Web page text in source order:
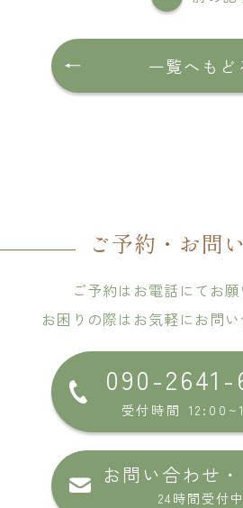
一覧へもど
ご予約・お問
ご予約はお電話にてお願
お困りの際はお気軽にお問い
090-2641-
受付時間
お問い合わせ
24時間受付中